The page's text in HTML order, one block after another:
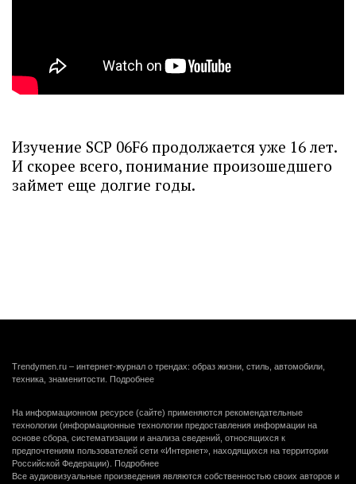
Изучение SCP 06F6 продолжается уже 16 лет.
И скорее всего, понимание произошедшего
займет еще долгие годы.
Trendymen.ru – интернет-журнал о трендах: образ жизни, стиль, автомобили,
техника, знаменитости. Подробнее
На информационном ресурсе (сайте) применяются рекомендательные
технологии (информационные технологии предоставления информации на
основе сбора, систематизации и анализа сведений, относящихся к
предпочтениям пользователей сети «Интернет», находящихся на территории
Российской Федерации). Подробнее
Все аудиовизуальные произведения являются собственностью своих авторов и